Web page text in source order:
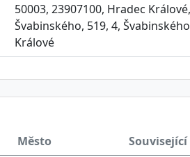
50003, 23907100, Hradec
Švabinského, 519, 4,
Králové
Město
Související